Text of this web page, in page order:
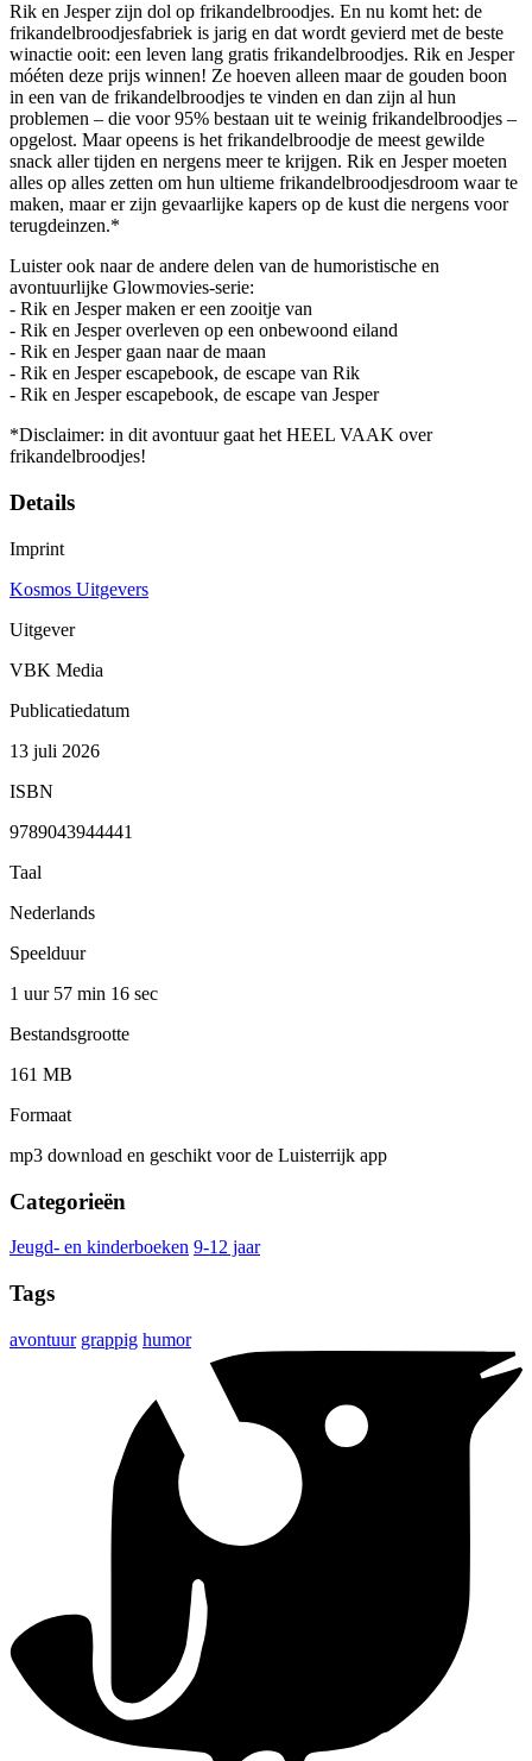
Rik en Jesper zijn dol op frikandelbroodjes. En nu komt het: de
frikandelbroodjesfabriek is jarig en dat wordt gevierd met de beste
winactie ooit: een leven lang gratis frikandelbroodjes. Rik en Jesper
móéten deze prijs winnen! Ze hoeven alleen maar de gouden boon
in een van de frikandelbroodjes te vinden en dan zijn al hun
problemen – die voor 95% bestaan uit te weinig frikandelbroodjes –
opgelost. Maar opeens is het frikandelbroodje de meest gewilde
snack aller tijden en nergens meer te krijgen. Rik en Jesper moeten
alles op alles zetten om hun ultieme frikandelbroodjesdroom waar te
maken, maar er zijn gevaarlijke kapers op de kust die nergens voor
terugdeinzen.*
Luister ook naar de andere delen van de humoristische en
avontuurlijke Glowmovies-serie:
- Rik en Jesper maken er een zooitje van
- Rik en Jesper overleven op een onbewoond eiland
- Rik en Jesper gaan naar de maan
- Rik en Jesper escapebook, de escape van Rik
- Rik en Jesper escapebook, de escape van Jesper
*Disclaimer: in dit avontuur gaat het HEEL VAAK over
frikandelbroodjes!
Details
Imprint
Kosmos Uitgevers
Uitgever
VBK Media
Publicatiedatum
13 juli 2026
ISBN
9789043944441
Taal
Nederlands
Speelduur
1 uur 57 min 16 sec
Bestandsgrootte
161 MB
Formaat
mp3 download en geschikt voor de Luisterrijk app
Categorieën
Jeugd- en kinderboeken 9-12 jaar
Tags
avontuur grappig humor